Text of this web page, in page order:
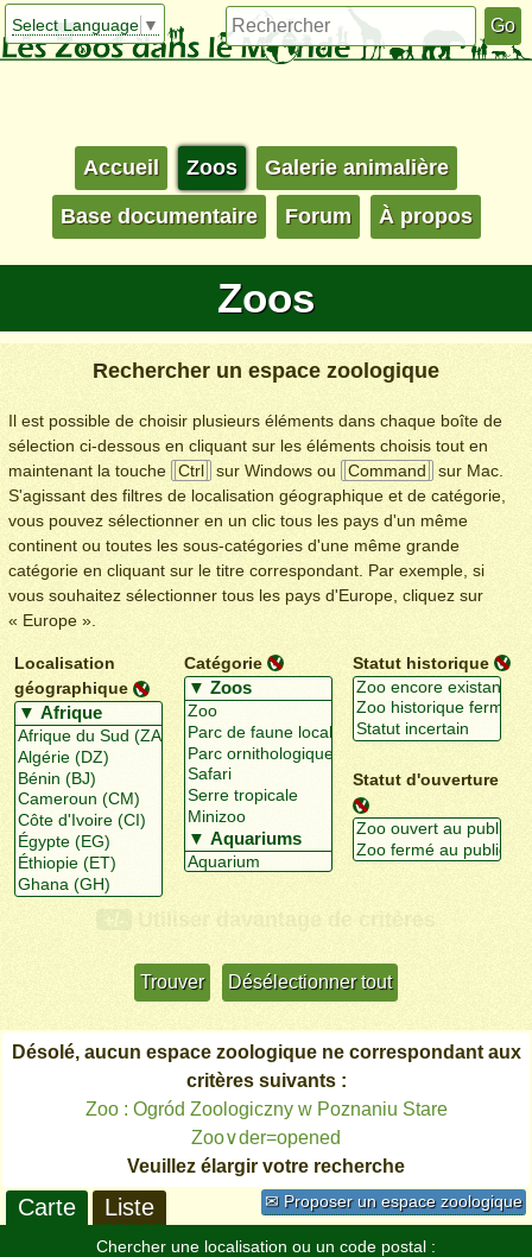
Select Language ▼
Accueil Zoos Galerie animalière
Base documentaire Forum À propos
Zoos
Rechercher un espace zoologique
Il est possible de choisir plusieurs éléments dans chaque boîte de
sélection ci-dessous en cliquant sur les éléments choisis tout en
maintenant la touche
Ctrl sur Windows ou Command
sur Mac.
S'agissant des filtres de localisation géographique et de catégorie,
vous pouvez sélectionner en un clic tous les pays d'un même
continent ou toutes les sous-catégories d'une même grande
catégorie en cliquant sur le titre correspondant. Par exemple, si
vous souhaitez sélectionner tous les pays d'Europe, cliquez sur
« Europe ».
Localisation
géographique
Catégorie Statut historique
Statut d'ouverture
+/- Utiliser davantage de critères
Désolé, aucun espace zoologique ne correspondant aux
critères suivants :
Zoo : Ogród Zoologiczny w Poznaniu Stare
Zoo∨der=opened
Veuillez élargir votre recherche
✉ Proposer un espace zoologique
Carte Liste
Chercher une localisation ou un code postal :